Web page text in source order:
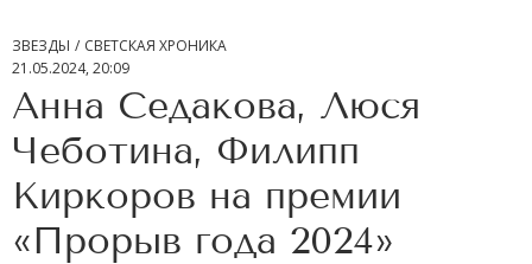
ЗВЕЗДЫ
СВЕТСКАЯ ХРОНИКА
21.05.2024, 20:09
Анна Седакова, Люся
Чеботина, Филипп
Киркоров на премии
«Прорыв года 2024»